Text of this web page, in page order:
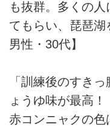
も抜群。多くの
てもらい、琵琶湖
男性・30代】
「訓練後のすき
ょうゆ味が最高
赤コンニャクの